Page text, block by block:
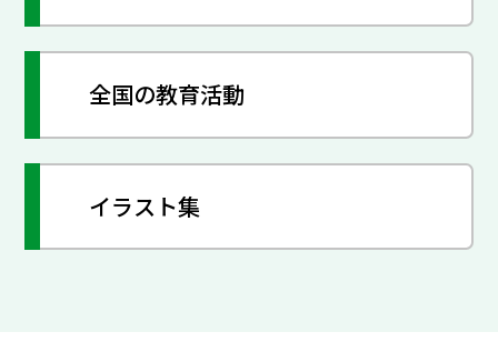
全国の教育活動
イラスト集